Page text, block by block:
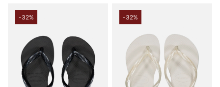
-32% -32%